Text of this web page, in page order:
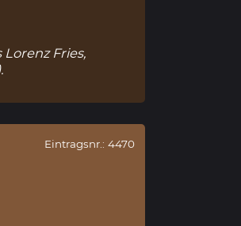
Fries,
Eintragsnr.: 4470